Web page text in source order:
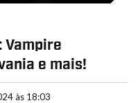
Vampire
e mais!
às 18:03